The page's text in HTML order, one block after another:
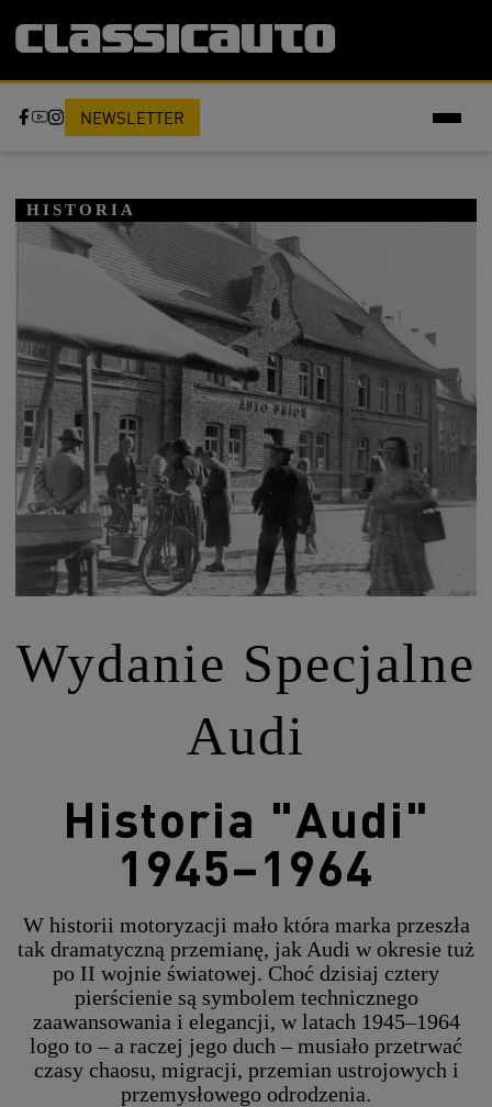
NEWSLETTER
HISTORIA
Wydanie Specjalne
Audi
Historia "Audi"
1945–1964
W historii motoryzacji mało która marka przeszła
tak dramatyczną przemianę, jak Audi w okresie tuż
po II wojnie światowej. Choć dzisiaj cztery
pierścienie są symbolem technicznego
zaawansowania i elegancji, w latach 1945–1964
logo to – a raczej jego duch – musiało przetrwać
czasy chaosu, migracji, przemian ustrojowych i
przemysłowego odrodzenia.